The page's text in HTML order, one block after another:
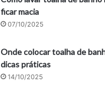
ficar macia
07/10/2025
Onde colocar toalha de
dicas práticas
14/10/2025